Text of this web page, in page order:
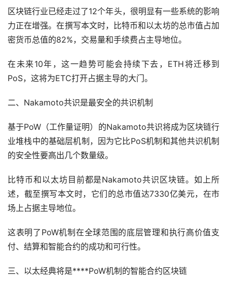
区块链行业已经走过了12个年头，很明显有一些系统的影响
力正在增强。在撰写本文时，比特币和以太坊的总市值占加
密货币总值的82%，交易量和手续费占主导地位。
在未来10年，这一趋势可能会持续下去，ETH将迁移到
PoS，这将为ETC打开占据主导的大门。
二、Nakamoto共识是最安全的共识机制
基于PoW（工作量证明）的Nakamoto共识将成为区块链行
业堆栈中的基础层机制，因为它比PoS机制和其他共识机制
的安全性要高出几个数量级。
比特币和以太坊目前都是Nakamoto共识区块链。如上所
述，截至撰写本文时，它们的总市值达7330亿美元，在市
场上占据主导地位。
这表明了PoW机制在全球范围的底层管理和执行高价值支
付、结算和智能合约的成功和可行性。
三、以太经典将是****PoW机制的智能合约区块链